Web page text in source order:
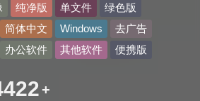
纯净版 单文件
绿色版
简体中文 Windows
去广告
办公软件 其他软件 便携版
+